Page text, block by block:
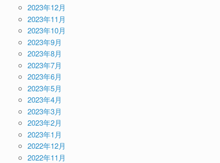
2023年12月
2023年11月
2023年10月
2023年9月
2023年8月
2023年7月
2023年6月
2023年5月
2023年4月
2023年3月
2023年2月
2023年1月
2022年12月
2022年11月